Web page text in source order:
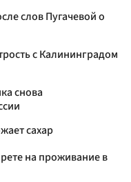
слов Пугачевой о
с Калининградом
снова
сахар
на проживание в